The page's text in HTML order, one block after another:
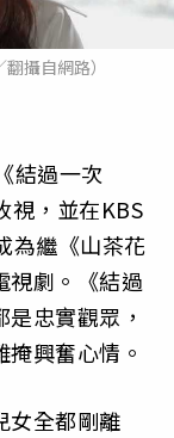
攝自網路）
結過一次
視，並在KBS
為繼《山茶花
視劇。《結過
忠實觀眾，
興奮心情。
女全都剛離